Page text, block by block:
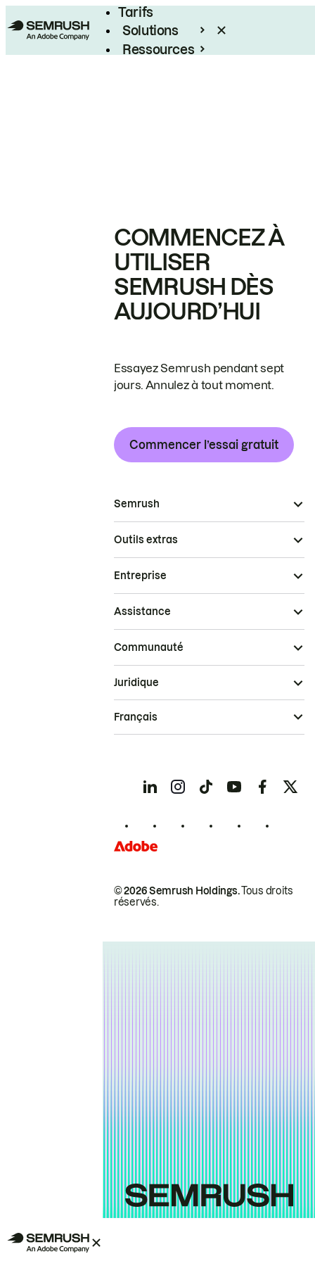
Tarifs
Solutions
Ressources
COMMENCEZ À
UTILISER
SEMRUSH DÈS
AUJOURD’HUI
Essayez Semrush pendant sept
jours. Annulez à tout moment.
Commencer l’essai gratuit
Semrush
Outils extras
Entreprise
Assistance
Communauté
© 2026 Semrush Holdings.Tous droits
réservés.
Juridique
Français